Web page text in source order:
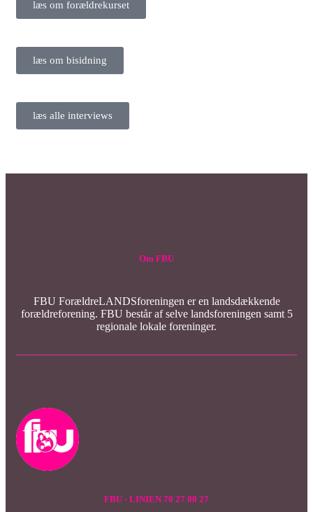
læs om forældrekurset
læs om bisidning
læs alle interviews
Om FBU
FBU ForældreLANDSforeningen er en landsdækkende
forældreforening. FBU består af selve landsforeningen samt 5
regionale lokale foreninger.
FBU - LINIEN 70 27 00 27